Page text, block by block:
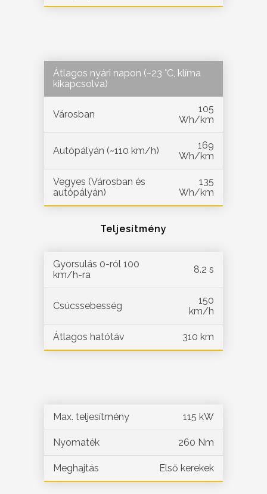
Átlagos nyári napon (~23 °C, klíma
kikapcsolva)
Városban
105
Wh/km
Autópályán (~110 km/h)
169
Wh/km
Vegyes (Városban és
autópályán)
135
Wh/km
Teljesítmény
Gyorsulás 0-ról 100
km/h-ra
8.2 s
Csúcssebesség
150
km/h
Átlagos hatótáv 310 km
Max. teljesítmény 115 kW
Nyomaték 260 Nm
Meghajtás Első kerekek